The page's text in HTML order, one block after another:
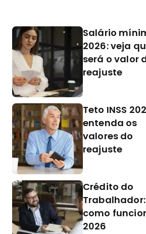
Salário
2026: veja
será o valor
reajuste
Teto INSS
entenda os
valores do
reajuste
Crédito do
Trabalhador:
como
2026